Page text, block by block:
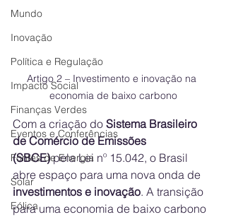
Mundo
Inovação
Política e Regulação
Impacto Social
Finanças Verdes
Eventos e Conferências
Fontes de Energia
Solar
Eólica
Artigo 2 – Investimento e inovação na
economia de baixo carbono
Com a criação do Sistema Brasileiro
de Comércio de Emissões
(SBCE) pela Lei nº 15.042, o Brasil
abre espaço para uma nova onda de
investimentos e inovação. A transição
para uma economia de baixo carbono